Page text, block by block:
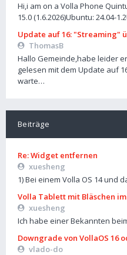
Hi,i am on a Volla Phone
15.0 (1.6.2026)Ubuntu: 24.04-
Update auf 16: "Streaming"
ThomasB
Hallo Gemeinde,habe leider
gelesen mit dem Update auf
warte…
Beiträge
Re: Widget entfernen
xuesheng
1) Bei einem Volla OS 14 und
Volla Tablett mit Bläschen
xuesheng
Ich habe einer Bekannten
Downgrade von VollaOS 16
vlado-do